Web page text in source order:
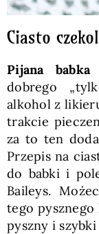
Ciasto
Pijana
dobrego
alkohol z
trakcie
za to ten
Przepis na
do babki i
Baileys.
tego
pyszny i